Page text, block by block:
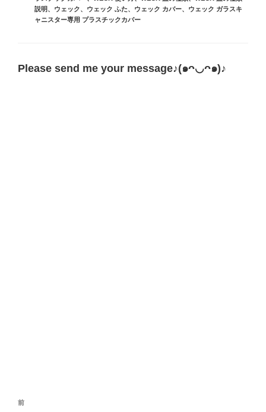
ー
説明、 ウェック、 ウェック ふた、 ウェック カバー、
ウェック ガラスキ
ャニスター専用 プラスチックカバー
Please send me your message♪(๑ᴖ◡ᴖ๑)♪
投
前
前